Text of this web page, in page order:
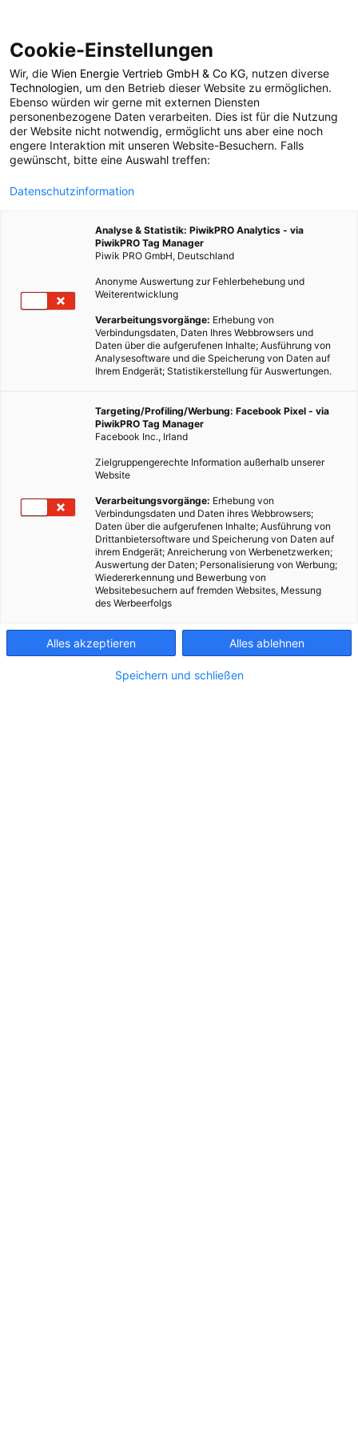
POSTS BY TAG
Automesse
1 BEITRAG
Cookie-Einstellungen
Wir, die Wien Energie Vertrieb GmbH & Co KG, nutzen diverse
Technologien, um den Betrieb dieser Website zu ermöglichen.
Ebenso würden wir gerne mit externen Diensten
personenbezogene Daten verarbeiten. Dies ist für die Nutzung
der Website nicht notwendig, ermöglicht uns aber eine noch
engere Interaktion mit unseren Website-Besuchern. Falls
gewünscht, bitte eine Auswahl treffen:
Datenschutzinformation
Analyse & Statistik: PiwikPRO Analytics - via
PiwikPRO Tag Manager
Piwik PRO GmbH, Deutschland
Anonyme Auswertung zur Fehlerbehebung und
Weiterentwicklung
Verarbeitungsvorgänge: Erhebung von
Verbindungsdaten, Daten Ihres Webbrowsers und
Daten über die aufgerufenen Inhalte; Ausführung von
Analysesoftware und die Speicherung von Daten auf
Ihrem Endgerät; Statistikerstellung für Auswertungen.
Targeting/Profiling/Werbung: Facebook Pixel - via
PiwikPRO Tag Manager
Facebook Inc., Irland
Zielgruppengerechte Information außerhalb unserer
Website
Verarbeitungsvorgänge: Erhebung von
Verbindungsdaten und Daten ihres Webbrowsers;
Daten über die aufgerufenen Inhalte; Ausführung von
Drittanbietersoftware und Speicherung von Daten auf
ihrem Endgerät; Anreicherung von Werbenetzwerken;
Auswertung der Daten; Personalisierung von Werbung;
Wiedererkennung und Bewerbung von
Websitebesuchern auf fremden Websites, Messung
des Werbeerfolgs
Alles akzeptieren Alles ablehnen
Speichern und schließen